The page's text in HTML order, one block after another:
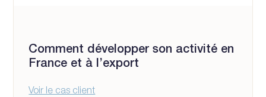
Comment développer son activité en
France et à l’export
Voir le cas client